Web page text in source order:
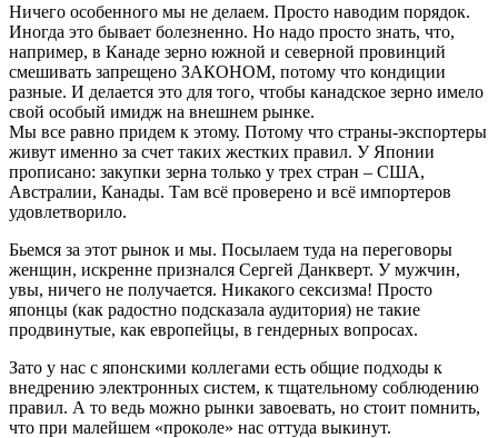
Ничего особенного мы не делаем. Просто наводим порядок.
Иногда это бывает болезненно. Но надо просто знать, что,
например, в Канаде зерно южной и северной провинций
смешивать запрещено ЗАКОНОМ, потому что кондиции
разные. И делается это для того, чтобы канадское зерно имело
свой особый имидж на внешнем рынке.
Мы все равно придем к этому. Потому что страны-экспортеры
живут именно за счет таких жестких правил. У Японии
прописано: закупки зерна только у трех стран – США,
Австралии, Канады. Там всё проверено и всё импортеров
удовлетворило.
Бьемся за этот рынок и мы. Посылаем туда на переговоры
женщин, искренне признался Сергей Данкверт. У мужчин,
увы, ничего не получается. Никакого сексизма! Просто
японцы (как радостно подсказала аудитория) не такие
продвинутые, как европейцы, в гендерных вопросах.
Зато у нас с японскими коллегами есть общие подходы к
внедрению электронных систем, к тщательному соблюдению
правил. А то ведь можно рынки завоевать, но стоит помнить,
что при малейшем «проколе» нас оттуда выкинут.